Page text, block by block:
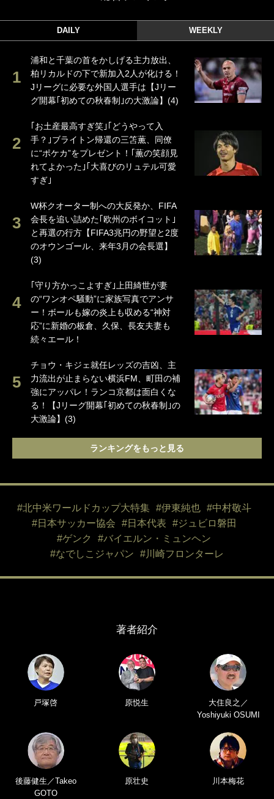
DAILY WEEKLY
浦和と千葉の首をかしげる主力放出、
柏リカルドの下で新加入2人が化ける！
Jリーグに必要な外国人選手は【Jリー
グ開幕｢初めての秋春制｣の大激論】(4)
｢お土産最高すぎ笑｣｢どうやって入
手？｣ブライトン帰還の三笘薫、同僚
に“ポケカ”をプレゼント！｢薫の笑顔見
れてよかった｣｢大喜びのリュテル可愛
すぎ｣
W杯クオーター制への大反発か、FIFA
会長を追い詰めた｢欧州のボイコット｣
と再選の行方【FIFA3兆円の野望と2度
のオウンゴール、来年3月の会長選】
(3)
｢守り方かっこよすぎ｣上田綺世が妻
の“ワンオペ騒動”に家族写真でアンサ
ー！ボールも嫁の炎上も収める“神対
応”に新婚の板倉、久保、長友夫妻も
続々エール！
チョウ・キジェ就任レッズの吉凶、主
力流出が止まらない横浜FM、町田の補
強にアッパレ！ランコ京都は面白くな
る！【Jリーグ開幕｢初めての秋春制｣の
大激論】(3)
ランキングをもっと見る
#北中米ワールドカップ大特集 #伊東純也
#中村敬斗
#日本サッカー協会
#日本代表
#ジュビロ磐田
#ゲンク
#バイエルン・ミュンヘン
#なでしこジャパン
#川崎フロンターレ
著者紹介
戸塚啓 原悦生
大住良之／
Yoshiyuki OSUMI
後藤健生／Takeo
GOTO
原壮史 川本梅花